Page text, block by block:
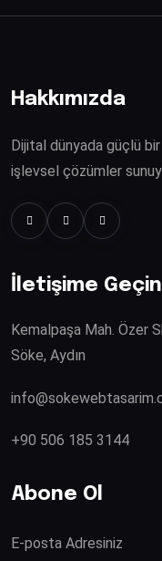
Hakkımızda
Dijital dünyada güçlü
işlevsel çözümler
İletişime Geçin
Kemalpaşa Mah. Özer
Söke, Aydın
+90 506 185 3144
Abone Ol